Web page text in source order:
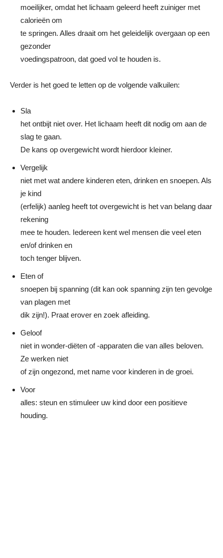
moeilijker, omdat het lichaam geleerd heeft zuiniger met
calorieën om
te springen. Alles draait om het geleidelijk overgaan op een
gezonder
voedingspatroon, dat goed vol te houden is.
Verder is het goed te letten op de volgende valkuilen:
Sla
het ontbijt niet over. Het lichaam heeft dit nodig om aan de
slag te gaan.
De kans op overgewicht wordt hierdoor kleiner.
Vergelijk
niet met wat andere kinderen eten, drinken en snoepen. Als
je kind
(erfelijk) aanleg heeft tot overgewicht is het van belang daar
rekening
mee te houden. Iedereen kent wel mensen die veel eten
en/of drinken en
toch tenger blijven.
Eten of
snoepen bij spanning (dit kan ook spanning zijn ten gevolge
van plagen met
dik zijn!). Praat erover en zoek afleiding.
Geloof
niet in wonder-diëten of -apparaten die van alles beloven.
Ze werken niet
of zijn ongezond, met name voor kinderen in de groei.
Voor
alles: steun en stimuleer uw kind door een positieve
houding.